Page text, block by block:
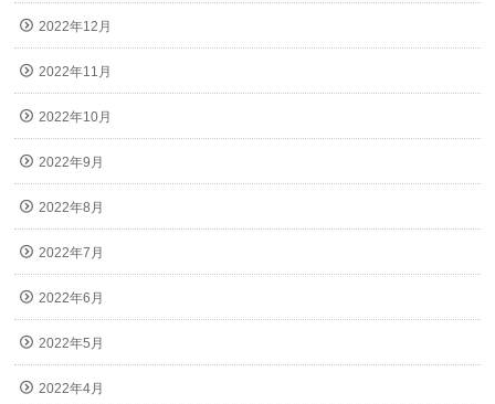
2022年12月
2022年11月
2022年10月
2022年9月
2022年8月
2022年7月
2022年6月
2022年5月
2022年4月